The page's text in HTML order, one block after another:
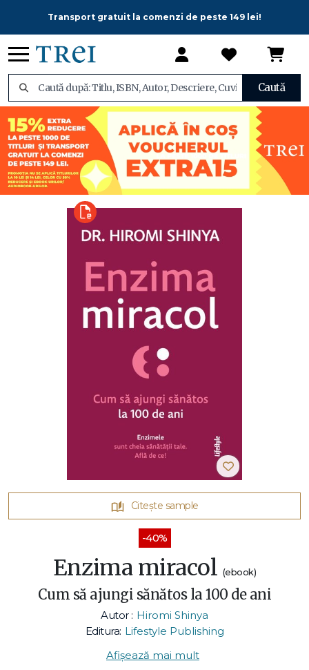
Transport gratuit la comenzi de peste 149 lei!
Caută
Citește sample
-40%
Enzima miracol (ebook)
Cum să ajungi sănătos la 100 de ani
Autor : Hiromi Shinya
Editura: Lifestyle Publishing
Afișează mai mult